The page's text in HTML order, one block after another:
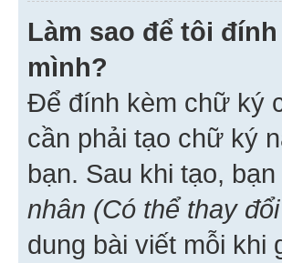
Làm sao để tôi
mình?
Để đính kèm chữ ký
cần phải tạo chữ ký
bạn. Sau khi tạo,
nhân (Có thể thay
dung bài viết mỗi khi